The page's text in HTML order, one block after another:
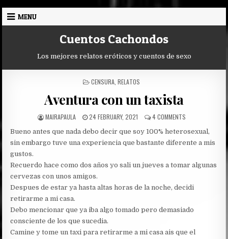
Skip
MENU
Cuentos Cachondos
Los mejores relatos eróticos y cuentos de sexo
POSTED
CENSURA RELATOS
Aventura con un taxista
AUTHOR:
MAIRAPAULA
PUBLISHED
24 FEBRUARY, 2021 4 COMMENTSON
CON
UN
Bueno antes que nada debo decir que soy 100% heterosexual,
sin embargo tuve una experiencia que bastante diferente a mis
gustos.
Recuerdo hace como dos años yo sali un jueves a tomar algunas
cervezas con unos amigos.
Despues de estar ya hasta altas horas de la noche, decidi
retirarme a mi casa.
Debo mencionar que ya iba algo tomado pero demasiado
consciente de los que sucedia.
Camine y tome un taxi para retirarme a mi casa ais que el